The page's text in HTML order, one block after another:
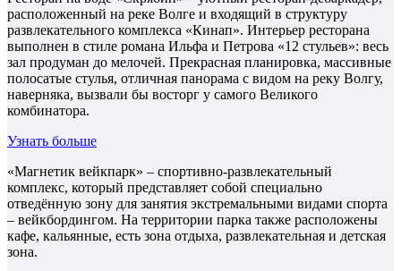
расположенный на реке Волге и входящий в структуру
развлекательного комплекса «Кинап». Интерьер ресторана
выполнен в стиле романа Ильфа и Петрова «12 стульев»: весь
зал продуман до мелочей. Прекрасная планировка, массивные
полосатые стулья, отличная панорама с видом на реку Волгу,
наверняка, вызвали бы восторг у самого Великого
комбинатора.
Узнать больше
«Магнетик вейкпарк» – спортивно-развлекательный
комплекс, который представляет собой специально
отведённую зону для занятия экстремальными видами спорта
– вейкбордингом. На территории парка также расположены
кафе, кальянные, есть зона отдыха, развлекательная и детская
зона.